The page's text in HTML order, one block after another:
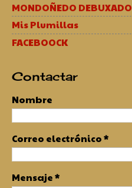
MONDOÑEDO DEBUXADO
Mis Plumillas
FACEBOOCK
Contactar
Nombre
Correo electrónico*
Mensaje*